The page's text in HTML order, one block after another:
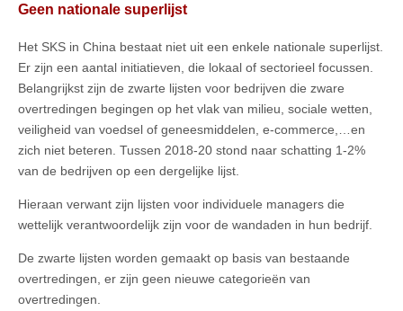
Geen nationale superlijst
Het SKS in China bestaat niet uit een enkele nationale superlijst.
Er zijn een aantal initiatieven, die lokaal of sectorieel focussen.
Belangrijkst zijn de zwarte lijsten voor bedrijven die zware
overtredingen begingen op het vlak van milieu, sociale wetten,
veiligheid van voedsel of geneesmiddelen, e-commerce,…en
zich niet beteren. Tussen 2018-20 stond naar schatting 1-2%
van de bedrijven op een dergelijke lijst.
Hieraan verwant zijn lijsten voor individuele managers die
wettelijk verantwoordelijk zijn voor de wandaden in hun bedrijf.
De zwarte lijsten worden gemaakt op basis van bestaande
overtredingen, er zijn geen nieuwe categorieën van
overtredingen.